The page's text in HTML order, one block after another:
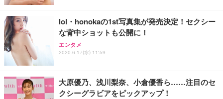
務用 おしゃれ パソコンチェア (ホワイト)
ANDWINT オフィスチェア デスクチェア 肘なし メ
ッシュ 通気性 ランバーサポート付き 腰サポート ガ
ス圧無段階昇降 360度回転 キャスター付き コンパク
【MiniLED/24.5inch/280Hz/FHD】GRAPHT THE S
HOOTER Gaming Monitor 24” Essential ゲーミン
グモニター QD 24.5インチ 1ms FHD 量子ドット 残
アイリスオーヤマ ペットシーツ 超厚型 お徳用 レギ
ュラー 200枚入【Amazon.co.jp限定】
lol・honokaの1st写真集が発売決定！セクシー
な背中ショットも公開に！
エンタメ
2020.6.17(水) 11:59
大原優乃、浅川梨奈、小倉優香ら……注目のセ
クシーグラビアをピックアップ！